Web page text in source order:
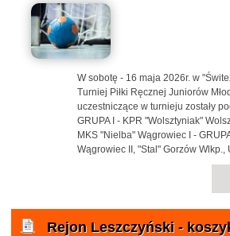
W sobotę - 16 maja 2026r. w
Turniej Piłki Ręcznej Juniorów
uczestniczące w turnieju zostały
GRUPA I - KPR "Wolsztyniak"
MKS "Nielba" Wągrowiec I -
Wągrowiec II, "Stal" Gorzów Wlkp.,
Rejon Leszczyński -